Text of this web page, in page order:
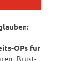
OPs für
Brust-